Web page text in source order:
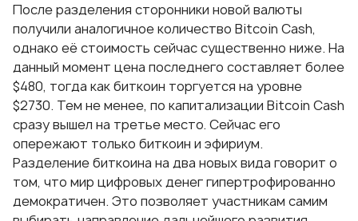
После разделения сторонники новой валюты
получили аналогичное количество Bitcoin Cash,
однако её стоимость сейчас существенно ниже. На
данный момент цена последнего составляет более
$480, тогда как биткоин торгуется на уровне
$2730. Тем не менее, по капитализации Bitcoin Cash
сразу вышел на третье место. Сейчас его
опережают только биткоин и эфириум.
Разделение биткоина на два новых вида говорит о
том, что мир цифровых денег гипертрофированно
демократичен. Это позволяет участникам самим